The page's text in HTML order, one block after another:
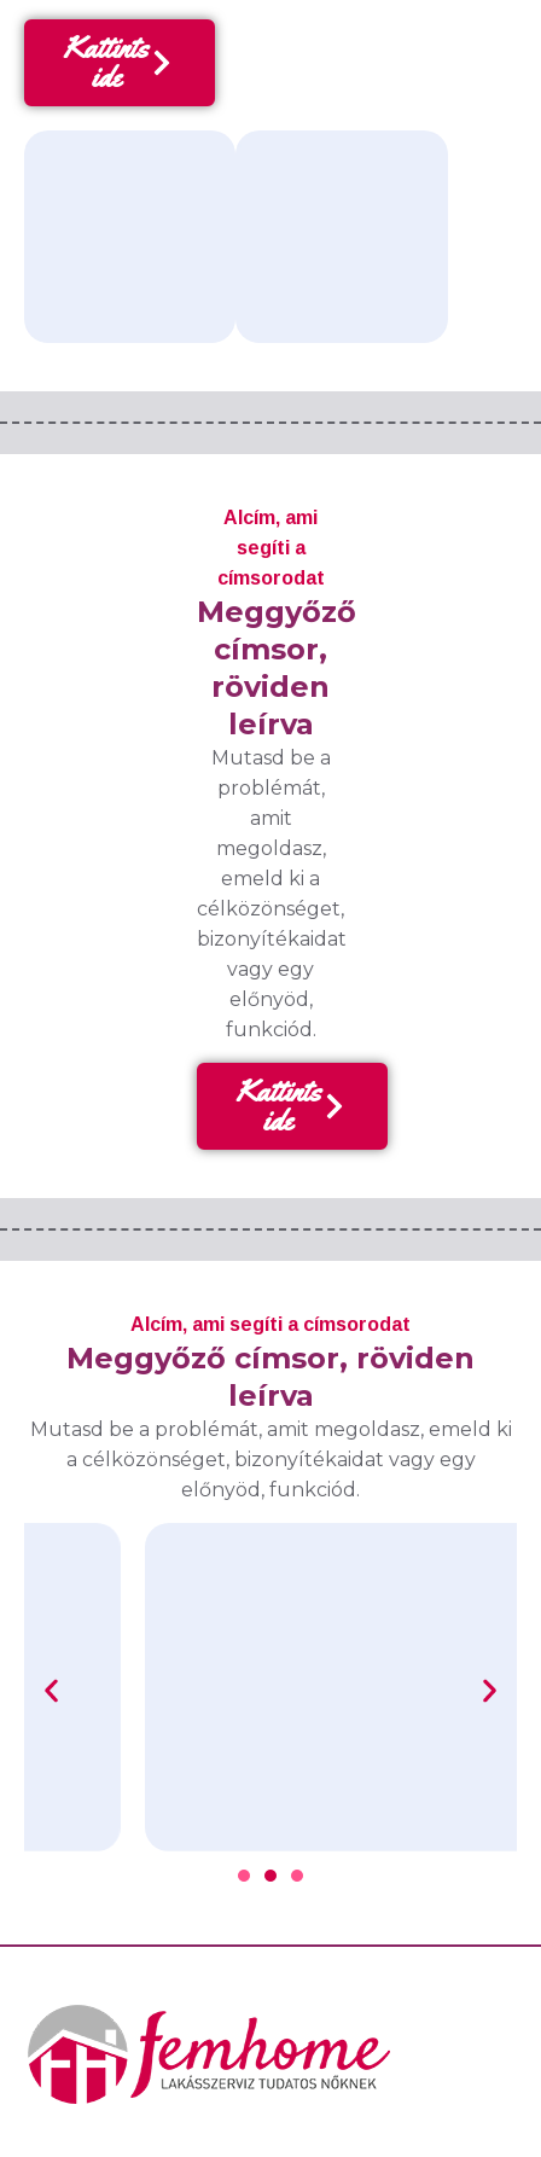
Kattints
ide
Alcím, ami
segíti a
címsorodat
Meggyőző
címsor,
röviden
leírva
Mutasd be a
problémát,
amit
megoldasz,
emeld ki a
célközönséget,
bizonyítékaidat
vagy egy
előnyöd,
funkciód.
Kattints
ide
Alcím, ami segíti a címsorodat
Meggyőző címsor, röviden
leírva
Mutasd be a problémát, amit megoldasz, emeld ki
a célközönséget, bizonyítékaidat vagy egy
előnyöd, funkciód.